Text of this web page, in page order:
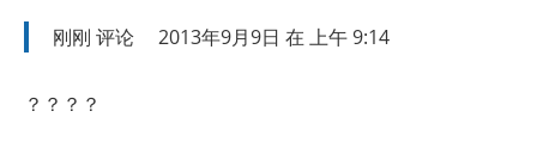
刚刚 评论 2013年9月9日 在 上午 9:14
？？？？